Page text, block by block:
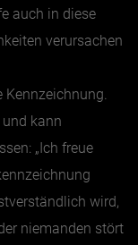
auch in diese
verursachen
kann
„Ich freue
wird,
niemanden stört